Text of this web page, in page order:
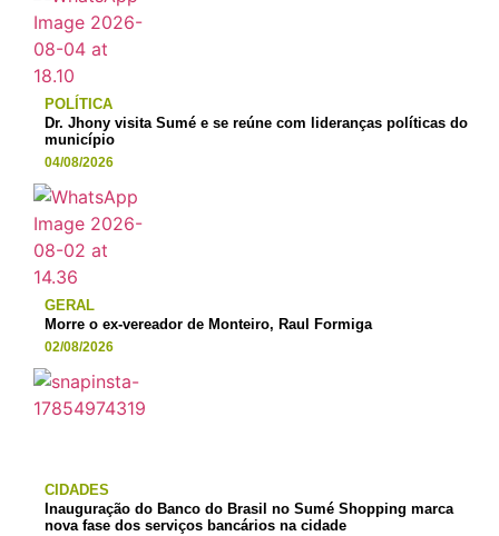
POLÍTICA
Dr. Jhony visita Sumé e se reúne com lideranças políticas do
município
04/08/2026
GERAL
Morre o ex-vereador de Monteiro, Raul Formiga
02/08/2026
CIDADES
Inauguração do Banco do Brasil no Sumé Shopping marca
nova fase dos serviços bancários na cidade